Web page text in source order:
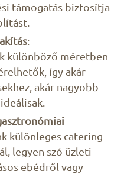
támogatás biztosítja
:
különböző méretben
így akár
akár nagyobb
különleges catering
legyen szó üzleti
ebédről vagy